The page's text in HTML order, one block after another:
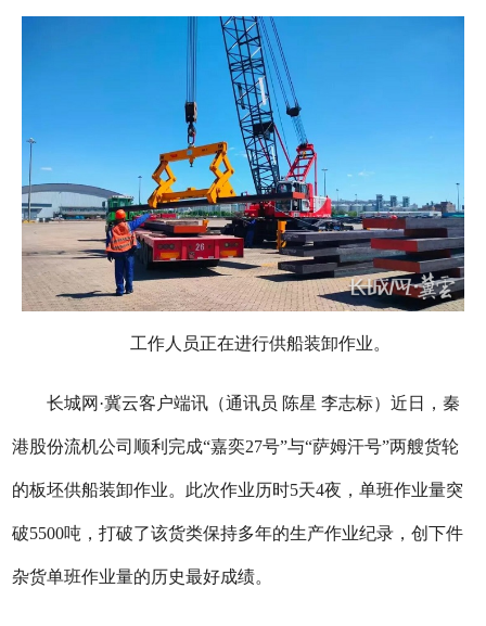
工作人员正在进行供船装卸作业。
长城网·冀云客户端讯（通讯员 陈星 李志标）近日，秦
港股份流机公司顺利完成“嘉奕27号”与“萨姆汗号”两艘货轮
的板坯供船装卸作业。此次作业历时5天4夜，单班作业量突
破5500吨，打破了该货类保持多年的生产作业纪录，创下件
杂货单班作业量的历史最好成绩。